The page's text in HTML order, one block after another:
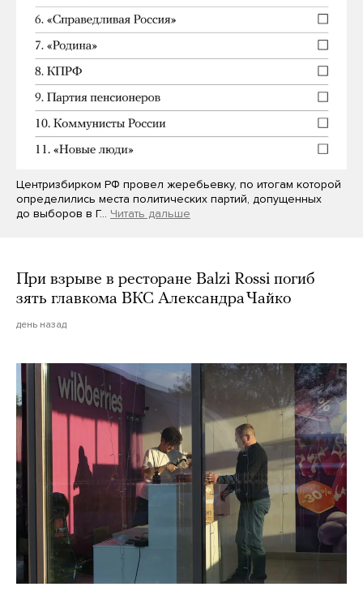
Центризбирком РФ провел жеребьевку, по итогам которой
определились места политических партий, допущенных
до выборов в Г… Читать дальше
При взрыве в ресторане Balzi Rossi погиб
зять главкома ВКС Александра Чайко
день назад